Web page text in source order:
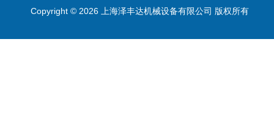
Copyright © 2026 上海泽丰达机械设备有限公司 版权所有